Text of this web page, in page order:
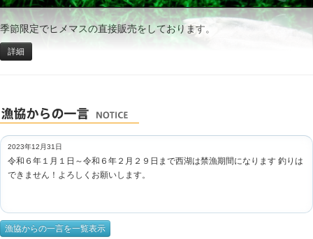
季節限定でヒメマスの直接販売をしております。
詳細
2023年12月31日
令和６年１月１日～令和６年２月２９日まで西湖は禁漁期間になります 釣りは
できません！よろしくお願いします。
漁協からの一言を一覧表示